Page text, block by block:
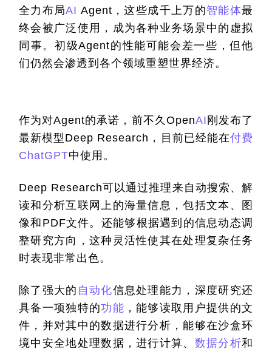
全力布局AI Agent，这些成千上万的智能体最
终会被广泛使用，成为各种业务场景中的虚拟
同事。初级Agent的性能可能会差一些，但他
们仍然会渗透到各个领域重塑世界经济。
作为对Agent的承诺，前不久OpenAI 刚发布了
最新模型Deep Research，目前已经能在付费
ChatGPT中使用。
Deep Research可以通过推理来自动搜索、解
读和分析互联网上的海量信息，包括文本、图
像和PDF文件。还能够根据遇到的信息动态调
整研究方向，这种灵活性使其在处理复杂任务
时表现非常出色。
除了强大的 自动化信息处理能力，深度研究还
具备一项独特的功能 ，能够读取用户提供的文
件，并对其中的数据进行分析，能够在沙盒环
境中安全地处理数据，进行计算、 数据分析和